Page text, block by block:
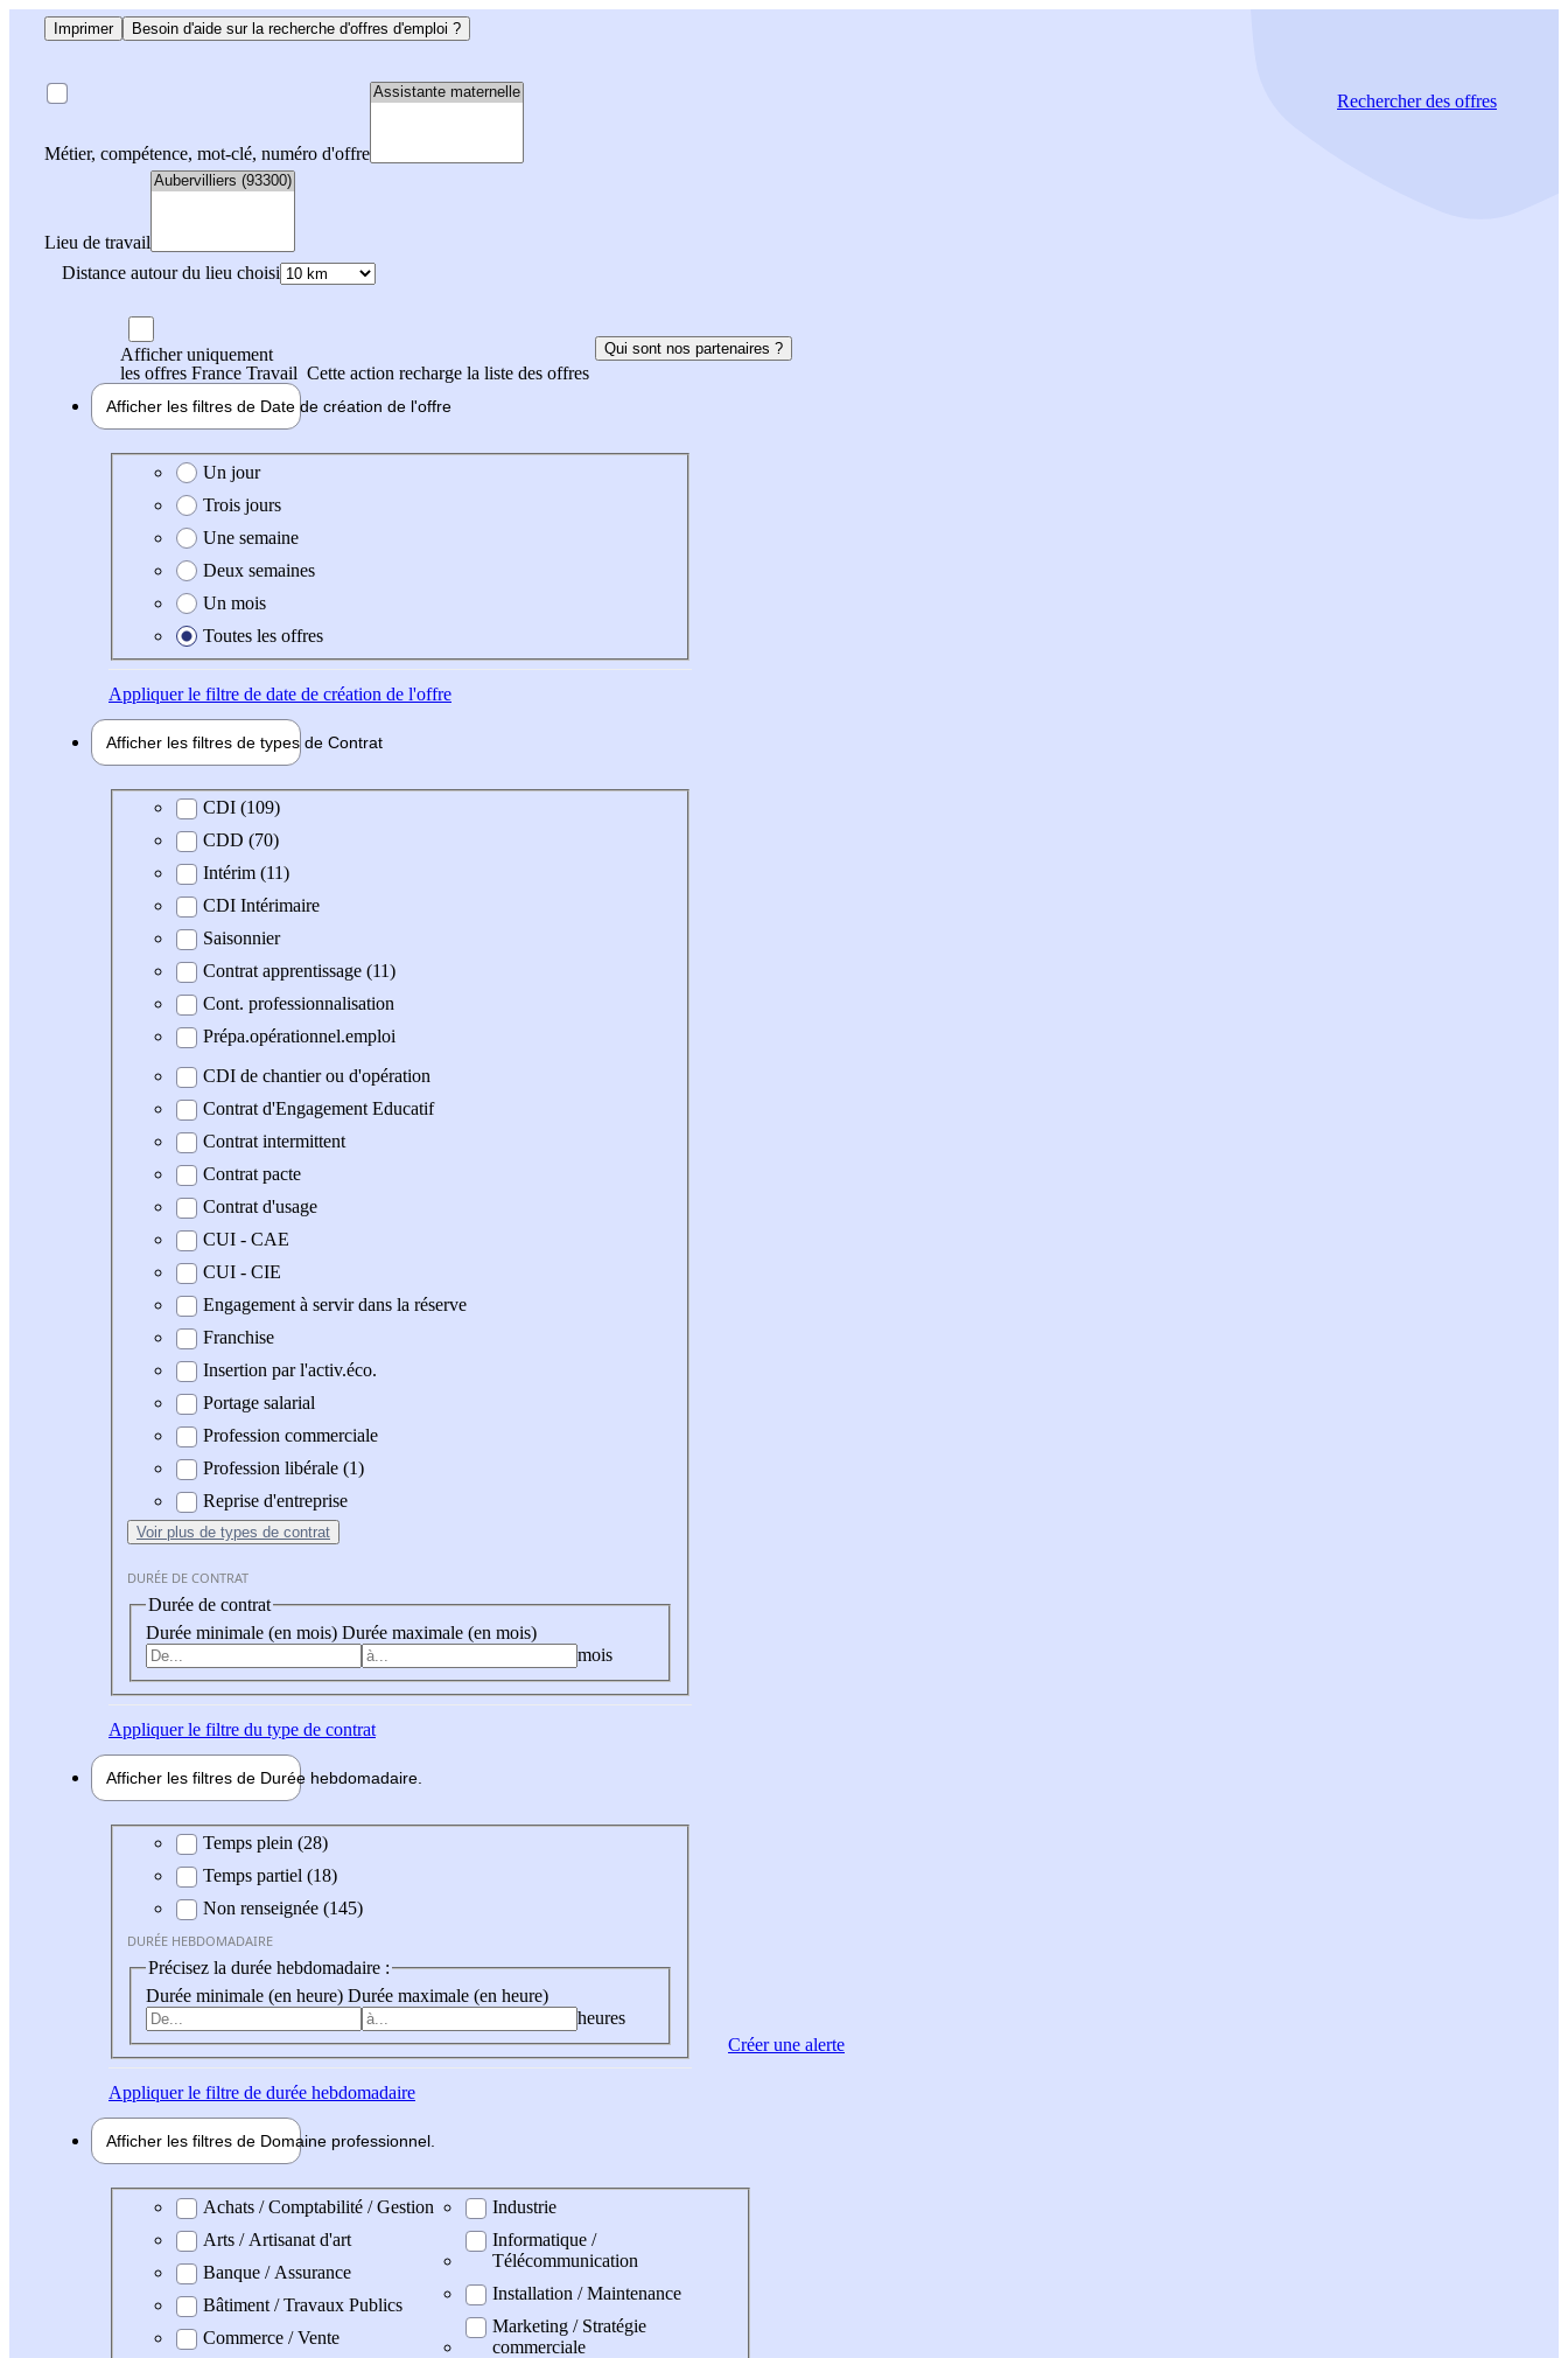
Imprimer Besoin d'aide sur la recherche d'offres d'emploi ?
Métier, compétence, mot-clé, numéro d'offre
Lieu de travail
Distance autour du lieu choisi
Rechercherdes offres
Afficher uniquement
les offres France Travail Cette action recharge la liste des offres
Qui sont nos partenaires ?
Afficher les filtres de Date de création de l'offre
Date de création de l'offre
Un jour
Trois jours
Une semaine
Deux semaines
Un mois
Toutes les offres
Appliquerle filtre de date de création de l'offre
Afficher les filtres de types de Contrat
Type de contratCDI (109)
CDD (70)
Intérim (11)
CDI Intérimaire
Saisonnier
Contrat apprentissage (11)
Cont. professionnalisation
Prépa.opérationnel.emploi
CDI de chantier ou d'opération
Contrat d'Engagement Educatif
Contrat intermittent
Contrat pacte
Contrat d'usage
CUI - CAE
CUI - CIE
Engagement à servir dans la réserve
Franchise
Insertion par l'activ.éco.
Portage salarial
Profession commerciale
Profession libérale (1)
Reprise d'entreprise
Voir plus de types de contrat
DURÉE DE CONTRAT
Durée de contrat
Durée minimale (en mois) Durée maximale (en mois)
mois
Appliquerle filtre du type de contrat
Afficher les filtres de Durée hebdomadaire
Durée hebdomadaire
Temps plein (28)
Temps partiel (18)
Non renseignée (145)
DURÉE HEBDOMADAIRE
Précisez la durée hebdomadaire :
Durée minimale (en heure) Durée maximale (en heure)
heures
Appliquerle filtre de durée hebdomadaire
Afficher les filtres de Domaine professionnel
Domaine professionel
Achats / Comptabilité / Gestion
Arts / Artisanat d'art
Banque / Assurance
Bâtiment / Travaux Publics
Commerce / Vente
Industrie
Informatique /
Télécommunication
Installation / Maintenance
Marketing / Stratégie
commerciale
Créer une alerte